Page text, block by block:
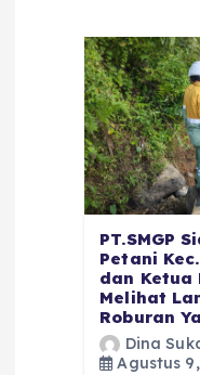
PT.SMGP
Petani
dan Ketua
Melihat
Roburan
Dina
Agustus